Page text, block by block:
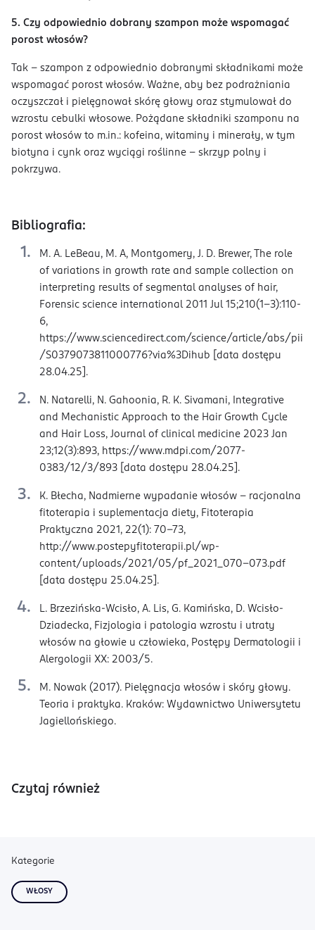
5. Czy odpowiednio dobrany szampon może wspomagać
porost włosów?
Tak – szampon z odpowiednio dobranymi składnikami może
wspomagać porost włosów. Ważne, aby bez podrażniania
oczyszczał i pielęgnował skórę głowy oraz stymulował do
wzrostu cebulki włosowe. Pożądane składniki szamponu na
porost włosów to m.in.: kofeina, witaminy i minerały, w tym
biotyna i cynk oraz wyciągi roślinne – skrzyp polny i
pokrzywa.
Bibliografia:
M. A. LeBeau, M. A, Montgomery, J. D. Brewer, The role
of variations in growth rate and sample collection on
interpreting results of segmental analyses of hair,
Forensic science international 2011 Jul 15;210(1-3):110-
6,
https://www.sciencedirect.com/science/article/abs/pii
/S0379073811000776?via%3Dihub [data dostępu
28.04.25].
N. Natarelli, N. Gahoonia, R. K. Sivamani, Integrative
and Mechanistic Approach to the Hair Growth Cycle
and Hair Loss, Journal of clinical medicine 2023 Jan
23;12(3):893, https://www.mdpi.com/2077-
0383/12/3/893 [data dostępu 28.04.25].
K. Błecha, Nadmierne wypadanie włosów – racjonalna
fitoterapia i suplementacja diety, Fitoterapia
Praktyczna 2021, 22(1): 70-73,
http://www.postepyfitoterapii.pl/wp-
content/uploads/2021/05/pf_2021_070-073.pdf
[data dostępu 25.04.25].
L. Brzezińska-Wcisło, A. Lis, G. Kamińska, D. Wcisło-
Dziadecka, Fizjologia i patologia wzrostu i utraty
włosów na głowie u człowieka, Postępy Dermatologii i
Alergologii XX: 2003/5.
M. Nowak (2017). Pielęgnacja włosów i skóry głowy.
Teoria i praktyka. Kraków: Wydawnictwo Uniwersytetu
Jagiellońskiego.
Czytaj również
Kategorie
WŁOSY